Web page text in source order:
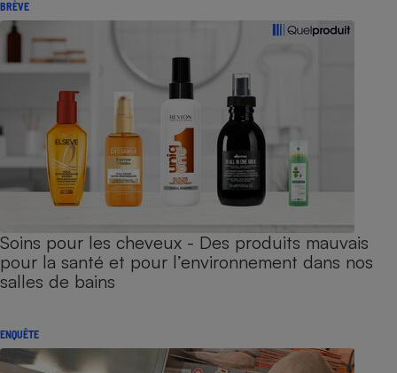
BRÈVE
Soins pour les cheveux - Des produits mauvais
pour la santé et pour l’environnement dans nos
salles de bains
ENQUÊTE